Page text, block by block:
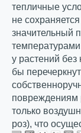
тепличные
не
значительный
у растений без
бы
повреждениям
только
роз), что